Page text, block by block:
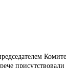
присутствовали